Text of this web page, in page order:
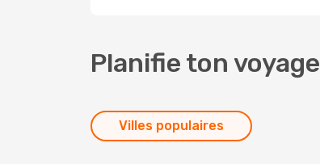
Planifie ton voyage
Villes populaires